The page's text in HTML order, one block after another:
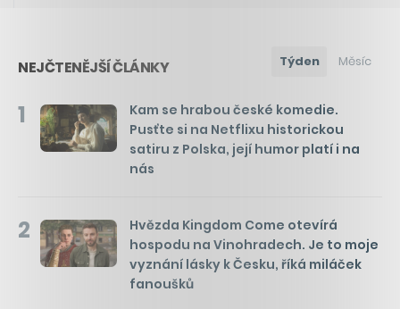
NEJČTENĚJŠÍ ČLÁNKY Týden Měsíc
1
Kam se hrabou české komedie.
Pusťte si na Netflixu historickou
satiru z Polska, její humor platí i na
nás
2
Hvězda Kingdom Come otevírá
hospodu na Vinohradech. Je to moje
vyznání lásky k Česku, říká miláček
fanoušků